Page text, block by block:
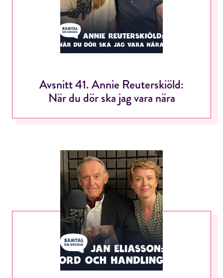
RÖSTA
Avsnitt 41. Annie Reuterskiöld:
När du dör ska jag vara nära